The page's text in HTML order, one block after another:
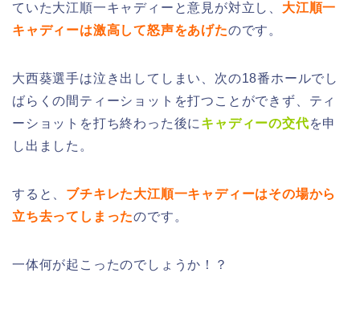
ていた大江順一キャディーと意見が対立し、 大江順一
キャディーは激高して怒声をあげたのです。
大西葵選手は泣き出してしまい、次の18番ホールでし
ばらくの間ティーショットを打つことができず、ティ
ーショットを打ち終わった後に キャディーの交代を申
し出ました。
すると、 ブチキレた大江順一キャディーはその場から
立ち去ってしまったのです。
一体何が起こったのでしょうか！？